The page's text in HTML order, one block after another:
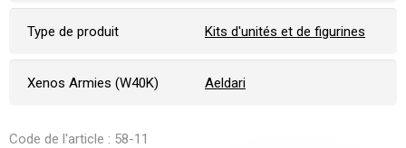
Type de produit Kits d'unités et de figurines
Xenos Armies (W40K) Aeldari
Code de l'article : 58-11